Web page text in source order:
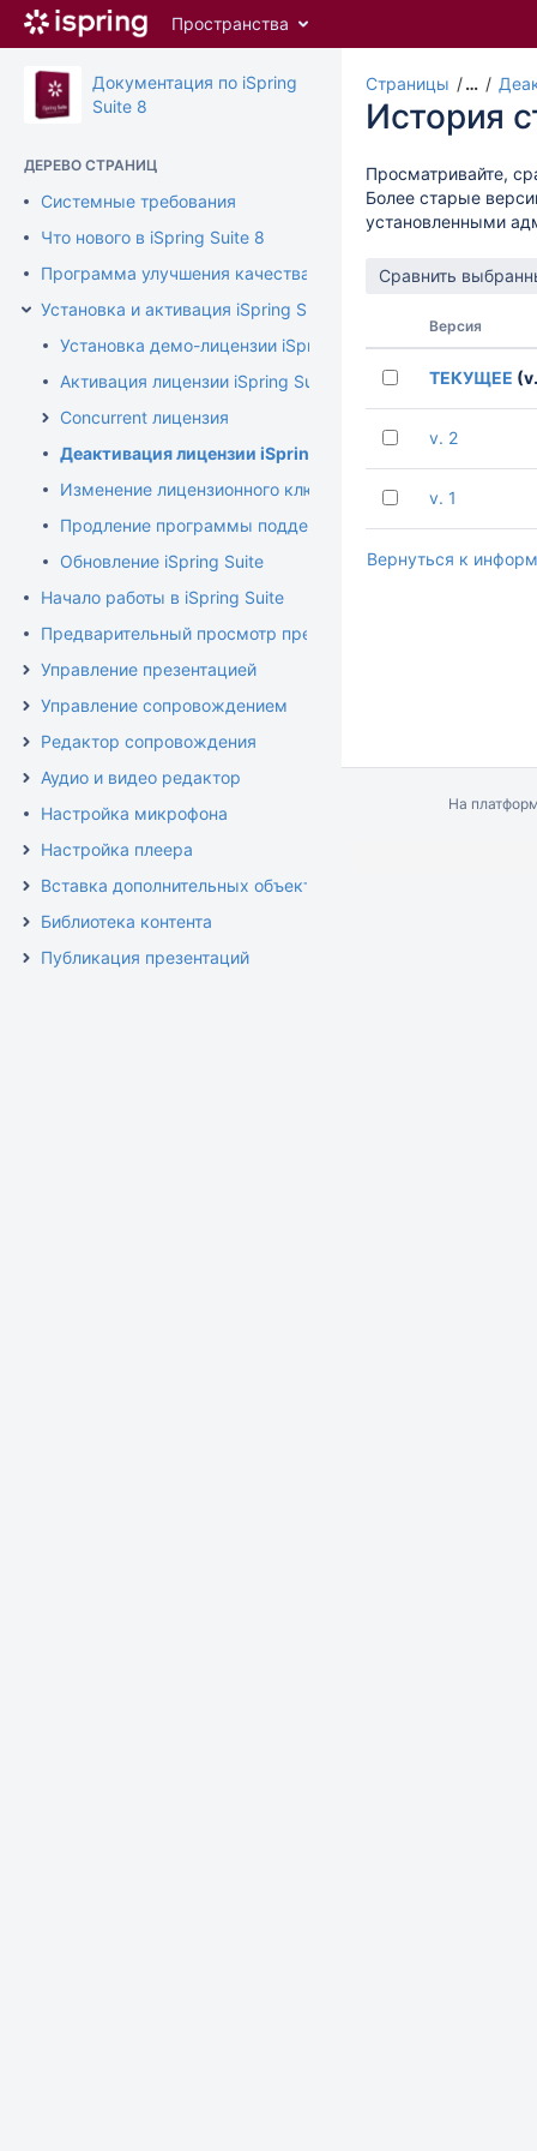
Перейти
содержимому
assistive.skiplink.to.breadcrumbs
assistive.skiplink.to.quick.search
Пространства
Документация по iSpring
Suite 8
ДЕРЕВО СТРАНИЦ
Системные требования
Что нового в iSpring Suite 8
Программа улучшения качества продукта
Установка и активация iSpring Suite
Установка демо-лицензии iSpring Suite
Активация лицензии iSpring Suite
Concurrent лицензия
Деактивация лицензии iSpring Suite
Изменение лицензионного ключа или регистрационных
Продление программы поддержки
Обновление iSpring Suite
Начало работы в iSpring Suite
Предварительный просмотр презентации
Управление презентацией
Управление сопровождением
Редактор сопровождения
Аудио и видео редактор
Настройка микрофона
Настройка плеера
Вставка дополнительных объектов
Библиотека контента
Публикация презентаций
Страницы …
История
Просматривайте,
Более старые
установленными
Версия
ТЕКУЩЕЕ
v. 2
v. 1
Вернуться к
На